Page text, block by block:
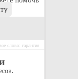
слово: гарантия